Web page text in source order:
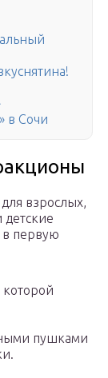
в Сочи
взрослых,
в первую
пушками